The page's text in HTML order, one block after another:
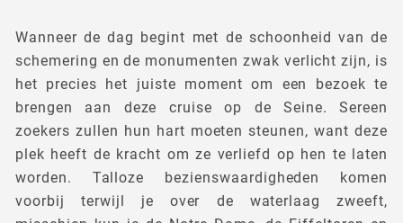
Wanneer de dag begint met de schoonheid van de
schemering en de monumenten zwak verlicht zijn, is
het precies het juiste moment om een bezoek te
brengen aan deze cruise op de Seine. Sereen
zoekers zullen hun hart moeten steunen, want deze
plek heeft de kracht om ze verliefd op hen te laten
worden. Talloze bezienswaardigheden komen
voorbij terwijl je over de waterlaag zweeft,